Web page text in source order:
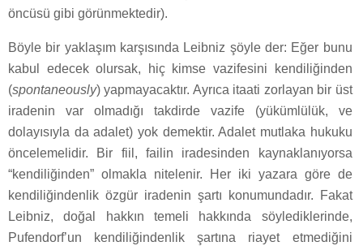
öncüsü gibi görünmektedir).
Böyle bir yaklaşım karşısında Leibniz şöyle der: Eğer bunu
kabul edecek olursak, hiç kimse vazifesini kendiliğinden
(spontaneously) yapmayacaktır. Ayrıca itaati zorlayan bir üst
iradenin var olmadığı takdirde vazife (yükümlülük, ve
dolayısıyla da adalet) yok demektir. Adalet mutlaka hukuku
öncelemelidir. Bir fiil, failin iradesinden kaynaklanıyorsa
“kendiliğinden” olmakla nitelenir. Her iki yazara göre de
kendiliğindenlik özgür iradenin şartı konumundadır. Fakat
Leibniz, doğal hakkın temeli hakkında söylediklerinde,
Pufendorf’un kendiliğindenlik şartına riayet etmediğini